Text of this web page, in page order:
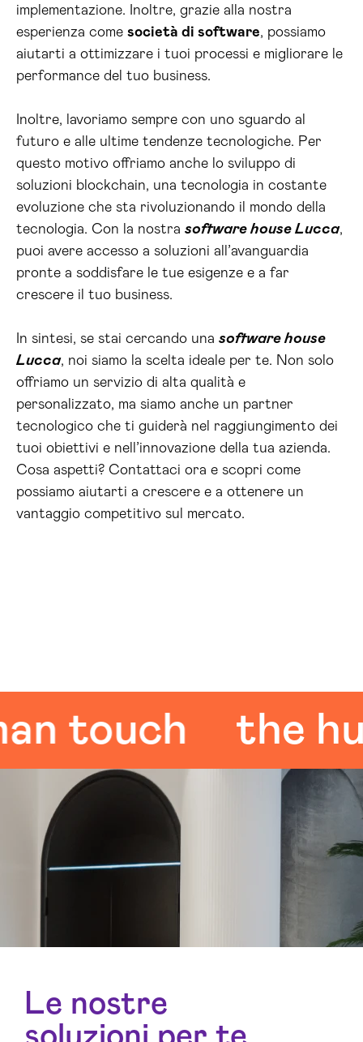
implementazione. Inoltre, grazie alla nostra
esperienza come società di software, possiamo
aiutarti a ottimizzare i tuoi processi e migliorare le
performance del tuo business.
Inoltre, lavoriamo sempre con uno sguardo al
futuro e alle ultime tendenze tecnologiche. Per
questo motivo offriamo anche lo sviluppo di
soluzioni blockchain, una tecnologia in costante
evoluzione che sta rivoluzionando il mondo della
tecnologia. Con la nostra software house Lucca,
puoi avere accesso a soluzioni all’avanguardia
pronte a soddisfare le tue esigenze e a far
crescere il tuo business.
In sintesi, se stai cercando una software house
Lucca, noi siamo la scelta ideale per te. Non solo
offriamo un servizio di alta qualità e
personalizzato, ma siamo anche un partner
tecnologico che ti guiderà nel raggiungimento dei
tuoi obiettivi e nell’innovazione della tua azienda.
Cosa aspetti? Contattaci ora e scopri come
possiamo aiutarti a crescere e a ottenere un
vantaggio competitivo sul mercato.
the
Le nostre